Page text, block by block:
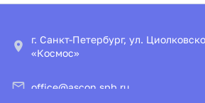
г. Санкт-Петербург, ул.
«Космос»
office@ascon.spb.ru